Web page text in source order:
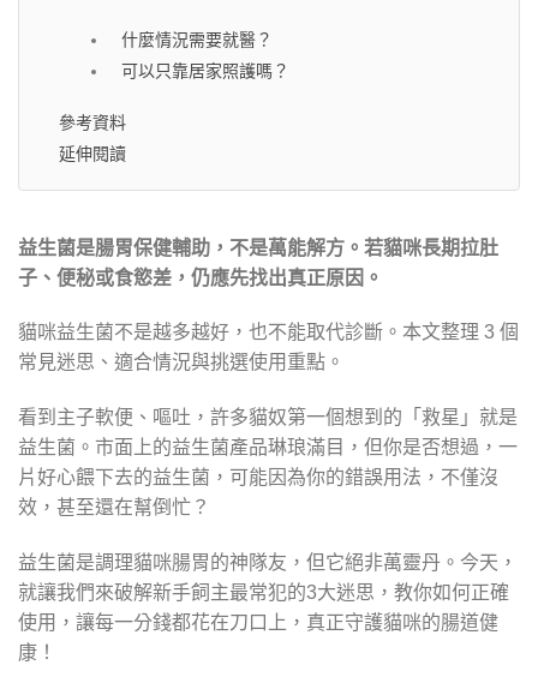
什麼情況需要就醫？
可以只靠居家照護嗎？
參考資料
延伸閱讀
益生菌是腸胃保健輔助，不是萬能解方。若貓咪長期拉肚
子、便秘或食慾差，仍應先找出真正原因。
貓咪益生菌不是越多越好，也不能取代診斷。本文整理 3 個
常見迷思、適合情況與挑選使用重點。
看到主子軟便、嘔吐，許多貓奴第一個想到的「救星」就是
益生菌。市面上的益生菌產品琳琅滿目，但你是否想過，一
片好心餵下去的益生菌，可能因為你的錯誤用法，不僅沒
效，甚至還在幫倒忙？
益生菌是調理貓咪腸胃的神隊友，但它絕非萬靈丹。今天，
就讓我們來破解新手飼主最常犯的3大迷思，教你如何正確
使用，讓每一分錢都花在刀口上，真正守護貓咪的腸道健
康！